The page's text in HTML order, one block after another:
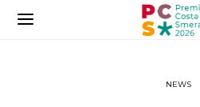
NEWS